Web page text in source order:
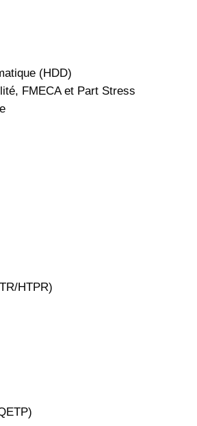
(HDD)
FMECA et Part Stress
HTPR)